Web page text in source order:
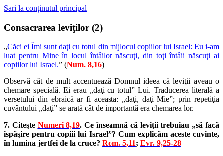
Sari la conținutul principal
Consacrarea leviţilor (2)
„Căci ei Îmi sunt daţi cu totul din mijlocul copiilor lui Israel: Eu i-am
luat pentru Mine în locul întâilor născuţi, din toţi întâii născuţi ai
copiilor lui Israel.” (Num. 8,16)
Observă cât de mult accentuează Domnul ideea că leviţii aveau o
chemare specială. Ei erau „daţi cu totul” Lui. Traducerea literală a
versetului din ebraică ar fi aceasta: „daţi, daţi Mie”; prin repetiţia
cuvântului „daţi” se arată cât de importantă era chemarea lor.
7. Citeşte Numeri 8,19. Ce înseamnă că leviţii trebuiau „să facă
ispăşire pentru copiii lui Israel”? Cum explicăm aceste cuvinte,
în lumina jertfei de la cruce? Rom. 5,11; Evr. 9,25-28